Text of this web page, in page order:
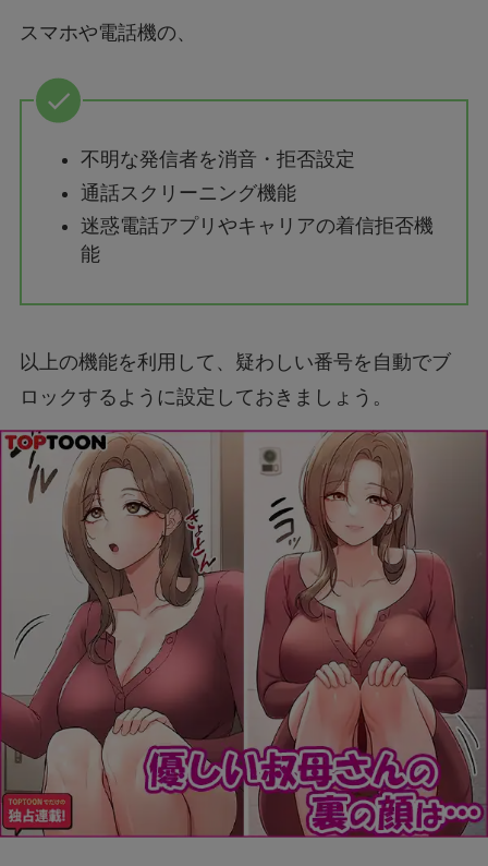
スマホや電話機の、
不明な発信者を消音・拒否設定
通話スクリーニング機能
迷惑電話アプリやキャリアの着信拒否機
能
以上の機能を利用して、疑わしい番号を自動でブ
ロックするように設定しておきましょう。